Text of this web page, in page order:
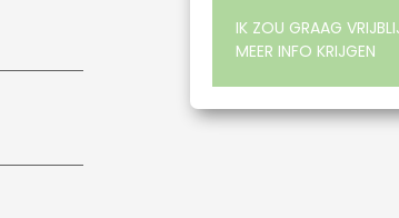
IK ZOU GRAAG
MEER INFO KRIJGEN